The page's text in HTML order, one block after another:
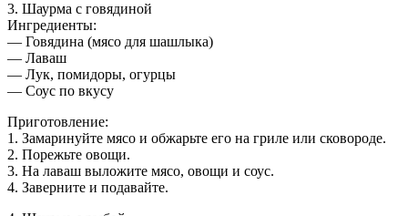
3. Шаурма с говядиной
Ингредиенты:
— Говядина (мясо для шашлыка)
— Лаваш
— Лук, помидоры, огурцы
— Соус по вкусу
Приготовление:
1. Замаринуйте мясо и обжарьте его на гриле или сковороде.
2. Порежьте овощи.
3. На лаваш выложите мясо, овощи и соус.
4. Заверните и подавайте.